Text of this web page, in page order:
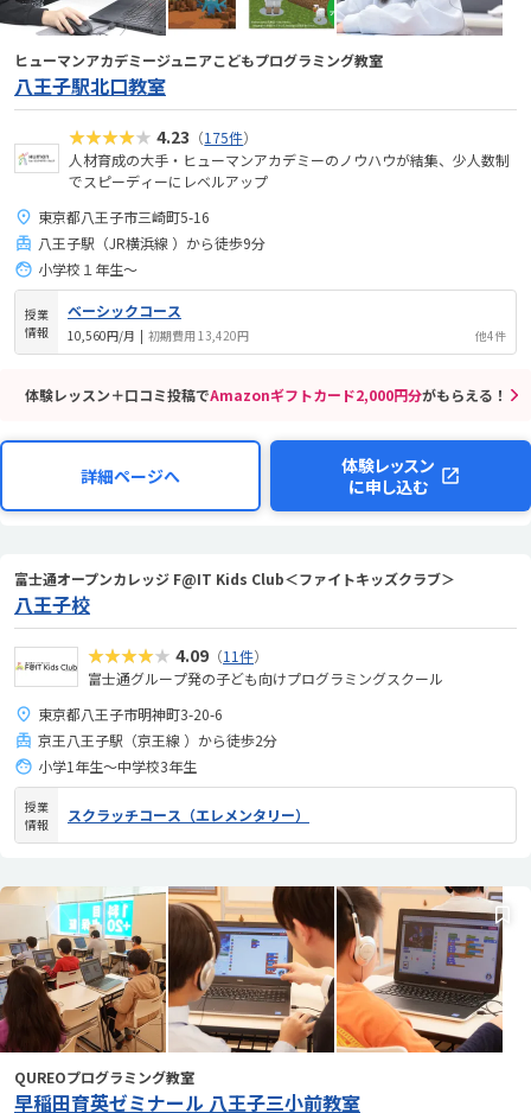
ヒューマンアカデミージュニアこどもプログラミング教室
八王子駅北口教室
★★★★★ 4.23 （175件）
人材育成の大手・ヒューマンアカデミーのノウハウが結集、少人数制
でスピーディーにレベルアップ
東京都八王子市三崎町5-16
八王子駅（JR横浜線 ）から徒歩9分
小学校１年生〜
授業
情報
ベーシックコース
10,560円/月 | 初期費用 13,420円 他4件
体験レッスン＋口コミ投稿でAmazonギフトカード2,000円分がもらえる！
詳細ページへ
体験レッスン
に申し込む
富士通オープンカレッジ F@IT Kids Club＜ファイトキッズクラブ＞
八王子校
★★★★★ 4.09 （11件）
富士通グループ発の子ども向けプログラミングスクール
東京都八王子市明神町3-20-6
京王八王子駅（京王線 ）から徒歩2分
小学1年生〜中学校3年生
授業
情報
スクラッチコース（エレメンタリー）
QUREOプログラミング教室
早稲田育英ゼミナール 八王子三小前教室